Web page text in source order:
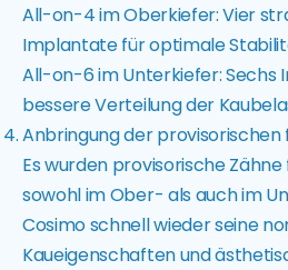
All-on-4 im Oberkiefer: Vier
Implantate für optimale
All-on-6 im Unterkiefer: Sechs
bessere Verteilung der
Anbringung der provisorischen
Es wurden provisorische
sowohl im Ober- als auch im
Cosimo schnell wieder seine
Kaueigenschaften und